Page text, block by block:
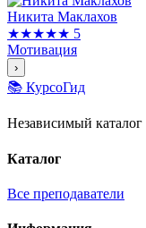
Никита Маклахов
★★★★★ 5
Мотивация
›
📚 КурсоГид
Независимый
Каталог
Все преподаватели